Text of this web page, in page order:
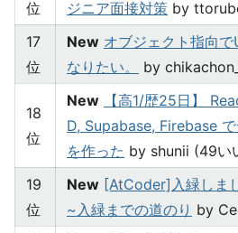
位
ジニア面接対策 by
17
位
New オブジェクト指向
なりたい。
by
18
位
New
【高1/歴25日】
D, Supabase, Firebase
を作った by shunii (49い
19
位
New [AtCoder]入緑しま
~入緑までの道のり by